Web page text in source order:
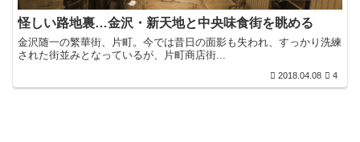
怪しい路地裏…金沢・新天地と中央味食街を眺める
金沢随一の繁華街、片町。今では昔日の面影も失われ、すっかり洗練
された街並みとなっているが、片町商店街...
2018.04.08 4